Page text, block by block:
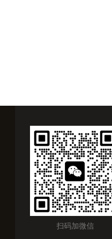
扫码加微信